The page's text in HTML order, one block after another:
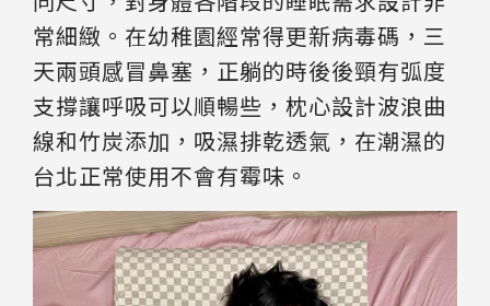
常細緻。 在幼稚園經常得更新病毒碼，三
天兩頭感冒鼻塞，正躺的時後後頸有弧度
支撐讓呼吸可以順暢些，枕心設計波浪曲
線和竹炭添加，吸濕排乾透氣，在潮濕的
台北正常使用不會有霉味。